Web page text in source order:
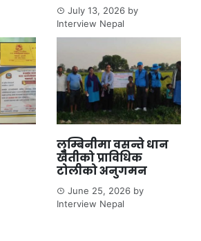
July 13, 2026 by
Interview Nepal
लुम्बिनीमा वसन्ते धान
खेतीको प्राविधिक
टोलीको अनुगमन
June 25, 2026 by
Interview Nepal